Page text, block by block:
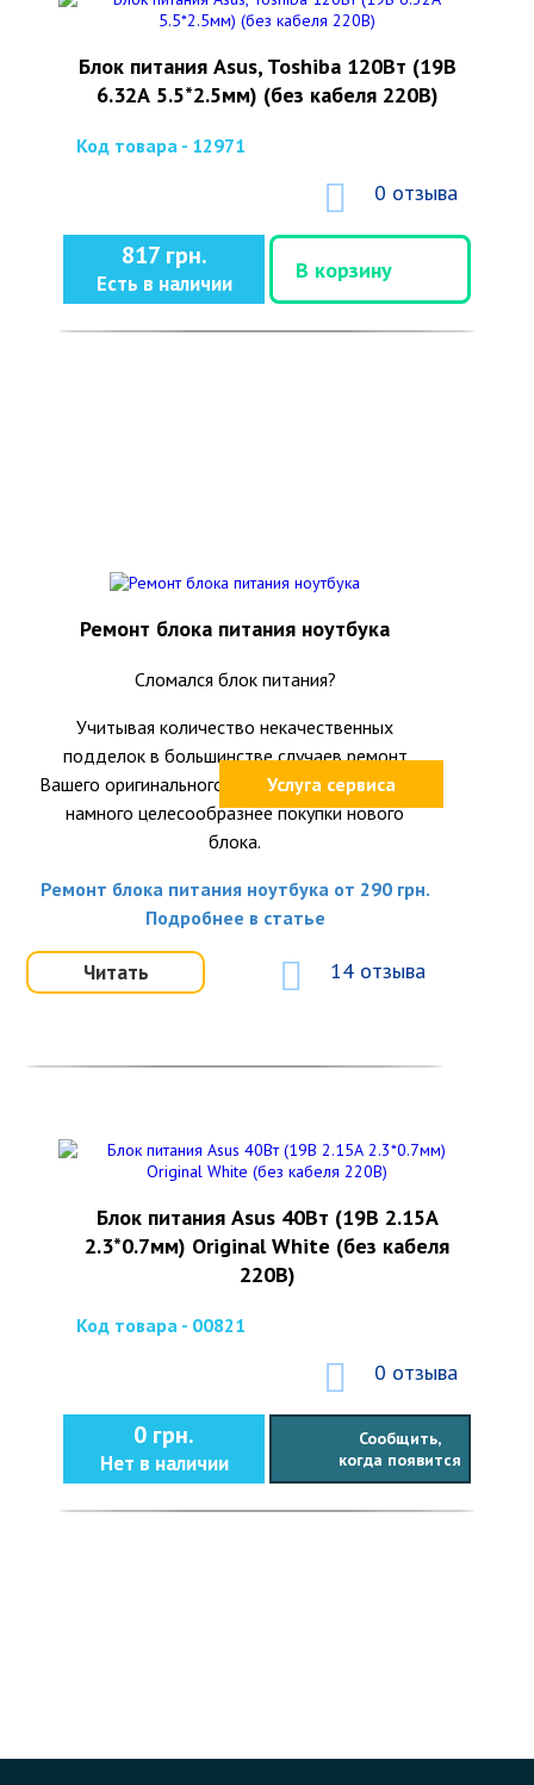
Блок питания Asus, Toshiba 120Вт (19В
6.32А 5.5*2.5мм) (без кабеля 220В)
Код товара - 12971
0 отзыва
817 грн.
Есть в наличии
В корзину
Услуга сервиса
Ремонт блока питания ноутбука
Сломался блок питания?
Учитывая количество некачественных
подделок в большинстве случаев ремонт
Вашего оригинального блока питания окажется
намного целесообразнее покупки нового
блока.
Ремонт блока питания ноутбука от 290 грн.
Подробнее в статье
Читать 14 отзыва
Блок питания Asus 40Вт (19В 2.15А
2.3*0.7мм) Original White (без кабеля
220В)
Код товара - 00821
0 отзыва
0 грн.
Нет в наличии
Сообщить,
когда появится